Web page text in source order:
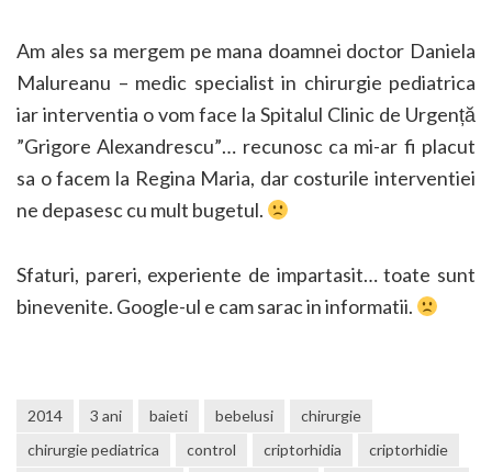
Am ales sa mergem pe mana doamnei doctor Daniela
Malureanu – medic specialist in chirurgie pediatrica
iar interventia o vom face la Spitalul Clinic de Urgență
”Grigore Alexandrescu”… recunosc ca mi-ar fi placut
sa o facem la Regina Maria, dar costurile interventiei
ne depasesc cu mult bugetul.
Sfaturi, pareri, experiente de impartasit… toate sunt
binevenite. Google-ul e cam sarac in informatii.
2014 3 ani baieti bebelusi
chirurgie
chirurgie pediatrica
control criptorhidia
criptorhidie